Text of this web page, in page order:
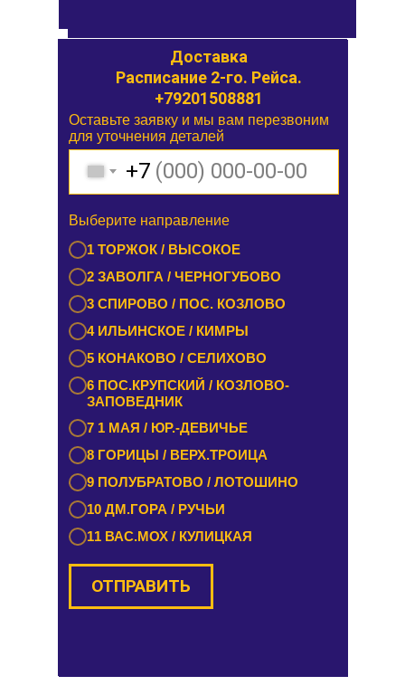
Оставьте заявку и мы вам перезвоним
для уточнения деталей
+7
Выберите направление
ЭММАУСС
2 ЛИХОСЛАВЛЬ / КАЛАШНИКОВО
3 ЕМЕЛЬЯНОВО / СТАРИЦА
4 ТУРГИНОВО / ЗАПОВЕДНИК
5 КАШИН / КАЛЯЗИН
6 РАМЕШКИ / НИКОЛЬСКОЕ
Доставка
Расписание 1-го. Рейса.
Оставьте заявку и мы вам перезвоним
для уточнения деталей
+7
Выберите направление
1 ТОРЖОК / ВЫСОКОЕ
2 ЗАВОЛГА / ЧЕРНОГУБОВО
3 СПИРОВО / ПОС. КОЗЛОВО
4 ИЛЬИНСКОЕ / КИМРЫ
5 КОНАКОВО / СЕЛИХОВО
6 ПОС.КРУПСКИЙ / КОЗЛОВО-
ЗАПОВЕДНИК
7 1 МАЯ / ЮР.-ДЕВИЧЬЕ
8 ГОРИЦЫ / ВЕРХ.ТРОИЦА
9 ПОЛУБРАТОВО / ЛОТОШИНО
10 ДМ.ГОРА / РУЧЬИ
11 ВАС.МОХ / КУЛИЦКАЯ
ОТПРАВИТЬ
Доставка
Расписание 2-го. Рейса.
+79201508881